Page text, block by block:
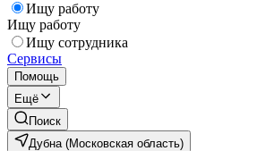
Ищу работу
Ищу работу
Ищу сотрудника
Сервисы
Помощь
Ещё
Поиск
Дубна (Московская область)